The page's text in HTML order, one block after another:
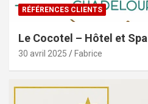
RÉFÉRENCES CLIENTS
Le Cocotel – Hôtel et Spa
30 avril 2025 Fabrice